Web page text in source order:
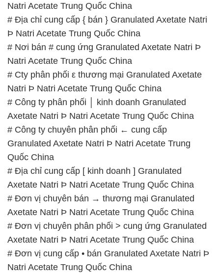
Natri Acetate Trung Quốc China
# Địa chỉ cung cấp { bán } Granulated Axetate Natri
Þ Natri Acetate Trung Quốc China
# Nơi bán # cung ứng Granulated Axetate Natri Þ
Natri Acetate Trung Quốc China
# Cty phân phối ε thương mại Granulated Axetate
Natri Þ Natri Acetate Trung Quốc China
# Công ty phân phối │ kinh doanh Granulated
Axetate Natri Þ Natri Acetate Trung Quốc China
# Công ty chuyên phân phối ← cung cấp
Granulated Axetate Natri Þ Natri Acetate Trung
Quốc China
# Địa chỉ cung cấp [ kinh doanh ] Granulated
Axetate Natri Þ Natri Acetate Trung Quốc China
# Đơn vị chuyên bán → thương mại Granulated
Axetate Natri Þ Natri Acetate Trung Quốc China
# Đơn vị chuyên phân phối > cung ứng Granulated
Axetate Natri Þ Natri Acetate Trung Quốc China
# Đơn vị cung cấp • bán Granulated Axetate Natri Þ
Natri Acetate Trung Quốc China